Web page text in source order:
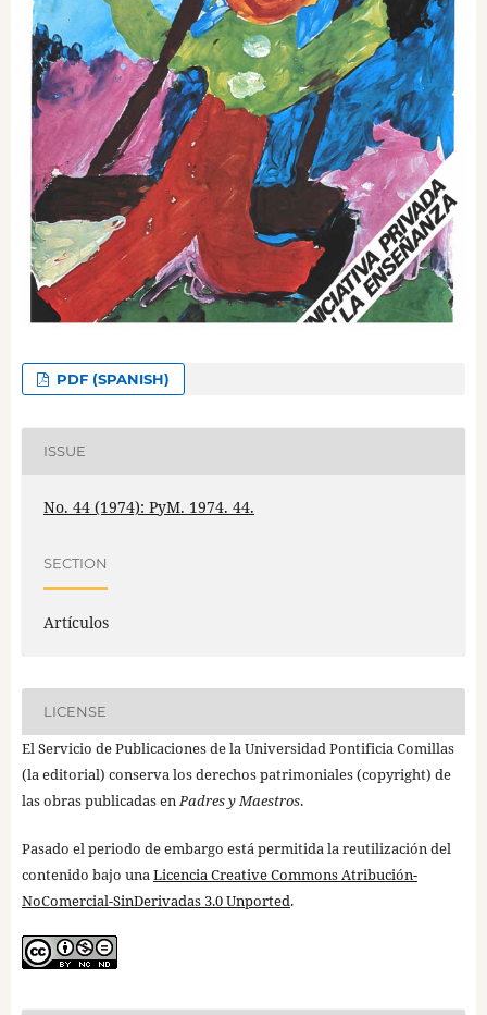
PDF (SPANISH)
ISSUE
No. 44 (1974): PyM. 1974. 44.
SECTION
Artículos
LICENSE
El Servicio de Publicaciones de la Universidad Pontificia Comillas
(la editorial) conserva los derechos patrimoniales (copyright) de
las obras publicadas enPadres y Maestros.
Pasado el periodo de embargo está permitida la reutilización del
contenido bajo unaLicencia Creative Commons Atribución-
NoComercial-SinDerivadas 3.0 Unported.